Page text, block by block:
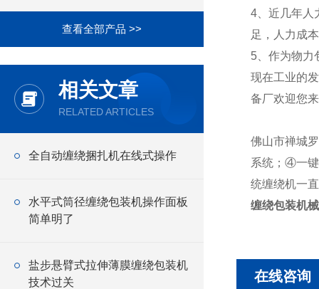
查看全部产品 >>
相关文章
RELATED ARTICLES
全自动缠绕捆扎机在线式操作
水平式筒径缠绕包装机操作面板
简单明了
盐步悬臂式拉伸薄膜缠绕包装机
技术过关
4、近几年人
足，人力成
5、作为物力
现在工业的
备厂欢迎您来
佛山市禅城
系统；④一键
统缠绕机一
缠绕包装机
在线咨询